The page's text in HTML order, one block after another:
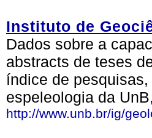
Instituto de
Dados sobre a
abstracts de teses
índice de
espeleologia da
http://www.unb.br/ig/